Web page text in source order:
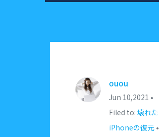
ouou
Jun 10,2021 •
Filed to: 壊れた
iPhoneの復元 •